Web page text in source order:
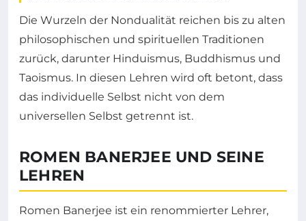
Die Wurzeln der Nondualität reichen bis zu alten
philosophischen und spirituellen Traditionen
zurück, darunter Hinduismus, Buddhismus und
Taoismus. In diesen Lehren wird oft betont, dass
das individuelle Selbst nicht von dem
universellen Selbst getrennt ist.
ROMEN BANERJEE UND SEINE
LEHREN
Romen Banerjee ist ein renommierter Lehrer,